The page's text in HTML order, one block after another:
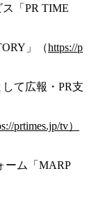
「PR TIME
」（https://p
て広報・PR支
prtimes.jp/tv）
ーム「MARP